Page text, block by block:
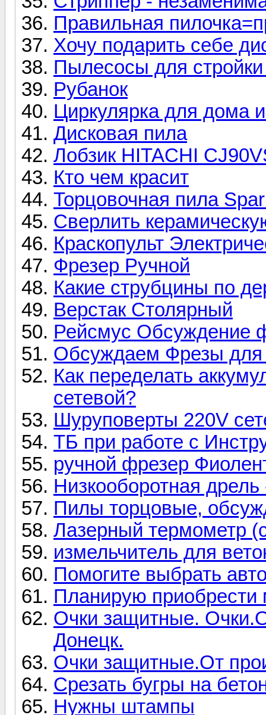
Правильная
Хочу подарить себе
Пылесосы для
Рубанок
Циркулярка для дома
Дисковая пила
Лобзик HITACHI
Кто чем красит
Торцовочная пила
Сверлить
Краскопульт
Фрезер Ручной
Какие струбцины по
Верстак Столярный
Рейсмус Обсуждение
Обсуждаем Фрезы для
Как переделать
сетевой?
Шуруповерты 220V
ТБ при работе с
ручной фрезер
Низкооборотная
Пилы торцовые,
Лазерный термометр
измельчитель для
Помогите выбрать
Планирую приобрести
Очки защитные.
Донецк.
Очки защитные.От
Срезать бугры на
Нужны штампы